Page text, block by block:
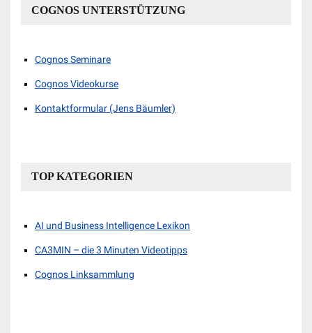
COGNOS UNTERSTÜTZUNG
Cognos Seminare
Cognos Videokurse
Kontaktformular (Jens Bäumler)
TOP KATEGORIEN
AI und Business Intelligence Lexikon
CA3MIN – die 3 Minuten Videotipps
Cognos Linksammlung